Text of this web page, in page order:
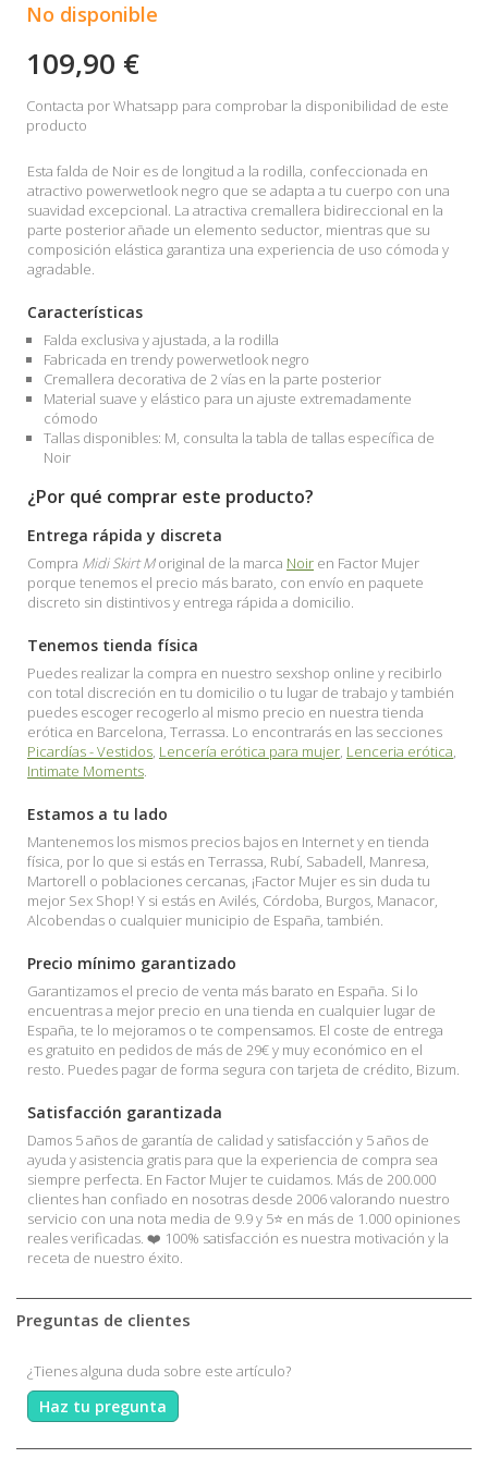
No disponible
109,90 €
Contacta por Whatsapp para comprobar la disponibilidad de este
producto
Esta falda de Noir es de longitud a la rodilla, confeccionada en
atractivo powerwetlook negro que se adapta a tu cuerpo con una
suavidad excepcional. La atractiva cremallera bidireccional en la
parte posterior añade un elemento seductor, mientras que su
composición elástica garantiza una experiencia de uso cómoda y
agradable.
Características
Falda exclusiva y ajustada, a la rodilla
Fabricada en trendy powerwetlook negro
Cremallera decorativa de 2 vías en la parte posterior
Material suave y elástico para un ajuste extremadamente
cómodo
Tallas disponibles: M, consulta la tabla de tallas específica de
Noir
¿Por qué comprar este producto?
Entrega rápida y discreta
Compra Midi Skirt Moriginal de la marca Noir en Factor Mujer
porque tenemos el precio más barato, con envío en paquete
discreto sin distintivos y entrega rápida a domicilio.
Tenemos tienda física
Puedes realizar la compra en nuestro sexshop online y recibirlo
con total discreción en tu domicilio o tu lugar de trabajo y también
puedes escoger recogerlo al mismo precio en nuestra tienda
erótica en Barcelona, Terrassa. Lo encontrarás en las secciones
Picardías - Vestidos, Lencería erótica para mujer, Lenceria erótica,
Intimate Moments.
Estamos a tu lado
Mantenemos los mismos precios bajos en Internet y en tienda
física, por lo que si estás en Terrassa, Rubí, Sabadell, Manresa,
Martorell o poblaciones cercanas, ¡Factor Mujer es sin duda tu
mejor Sex Shop! Y si estás en Avilés, Córdoba, Burgos, Manacor,
Alcobendas o cualquier municipio de España, también.
Precio mínimo garantizado
Garantizamos el precio de venta más barato en España. Si lo
encuentras a mejor precio en una tienda en cualquier lugar de
España, te lo mejoramos o te compensamos. El coste de entrega
es gratuito en pedidos de más de 29€ y muy económico en el
resto. Puedes pagar de forma segura con tarjeta de crédito, Bizum.
Satisfacción garantizada
Damos 5 años de garantía de calidad y satisfacción y 5 años de
ayuda y asistencia gratis para que la experiencia de compra sea
siempre perfecta. En Factor Mujer te cuidamos. Más de 200.000
clientes han confiado en nosotras desde 2006 valorando nuestro
servicio con una nota media de 9.9 y 5⭐ en más de 1.000 opiniones
reales verificadas. ❤️ 100% satisfacción es nuestra motivación y la
receta de nuestro éxito.
Preguntas de clientes
¿Tienes alguna duda sobre este artículo?
Haz tu pregunta